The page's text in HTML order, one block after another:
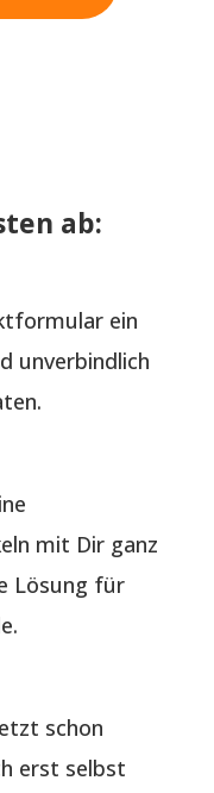
ab:
ein
unverbindlich
mit Dir ganz
Lösung für
schon
erst selbst